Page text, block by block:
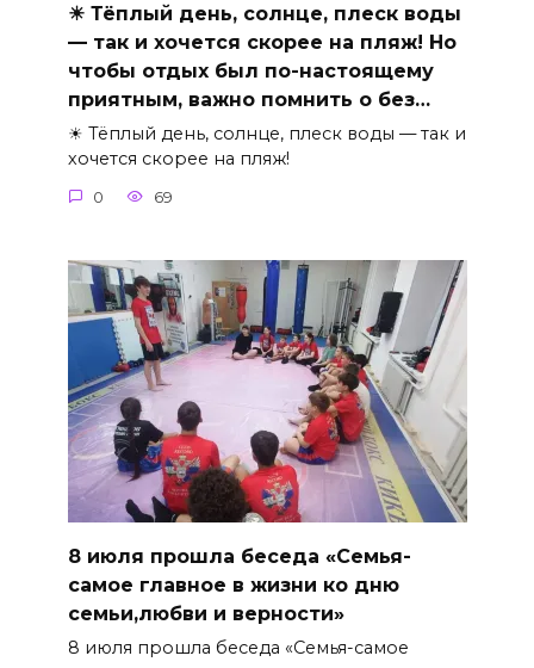
☀ Тёплый день, солнце, плеск воды
— так и хочется скорее на пляж! Но
чтобы отдых был по-настоящему
приятным, важно помнить о без…
☀ Тёплый день, солнце, плеск воды — так и
хочется скорее на пляж!
0 69
8 июля прошла беседа «Семья-
самое главное в жизни ко дню
семьи,любви и верности»
8 июля прошла беседа «Семья-самое